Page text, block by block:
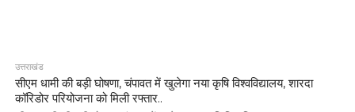
उत्तराखंड
सीएम धामी की बड़ी घोषणा, चंपावत में खुलेगा नया कृषि विश्वविद्यालय, शारदा
कॉरिडोर परियोजना को मिली रफ्तार..